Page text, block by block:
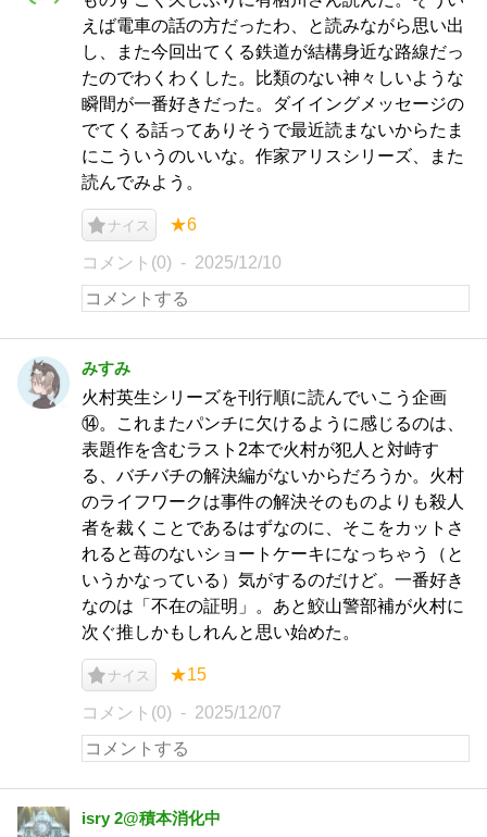
えば電車の話の方だったわ、と読みながら思い出
し、また今回出てくる鉄道が結構身近な路線だっ
たのでわくわくした。比類のない神々しいような
瞬間が一番好きだった。ダイイングメッセージの
でてくる話ってありそうで最近読まないからたま
にこういうのいいな。作家アリスシリーズ、また
読んでみよう。
ナイス ★6
コメント(0) 2025/12/10
みすみ
火村英生シリーズを刊行順に読んでいこう企画
⑭。これまたパンチに欠けるように感じるのは、
表題作を含むラスト2本で火村が犯人と対峙す
る、バチバチの解決編がないからだろうか。火村
のライフワークは事件の解決そのものよりも殺人
者を裁くことであるはずなのに、そこをカットさ
れると苺のないショートケーキになっちゃう（と
いうかなっている）気がするのだけど。一番好き
なのは「不在の証明」。あと鮫山警部補が火村に
次ぐ推しかもしれんと思い始めた。
ナイス ★15
コメント(0) 2025/12/07
isry 2@積本消化中